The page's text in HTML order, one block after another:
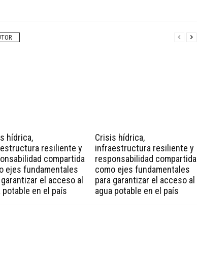
hídrica,
resiliente y
compartida
ejes fundamentales
el acceso al
potable en el país
Crisis hídrica,
infraestructura resiliente y
responsabilidad compartida
como ejes fundamentales
para garantizar el acceso al
agua potable en el país